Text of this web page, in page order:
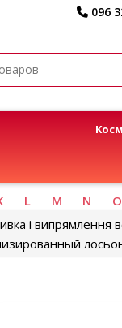
096
L M N O
і випрямлення